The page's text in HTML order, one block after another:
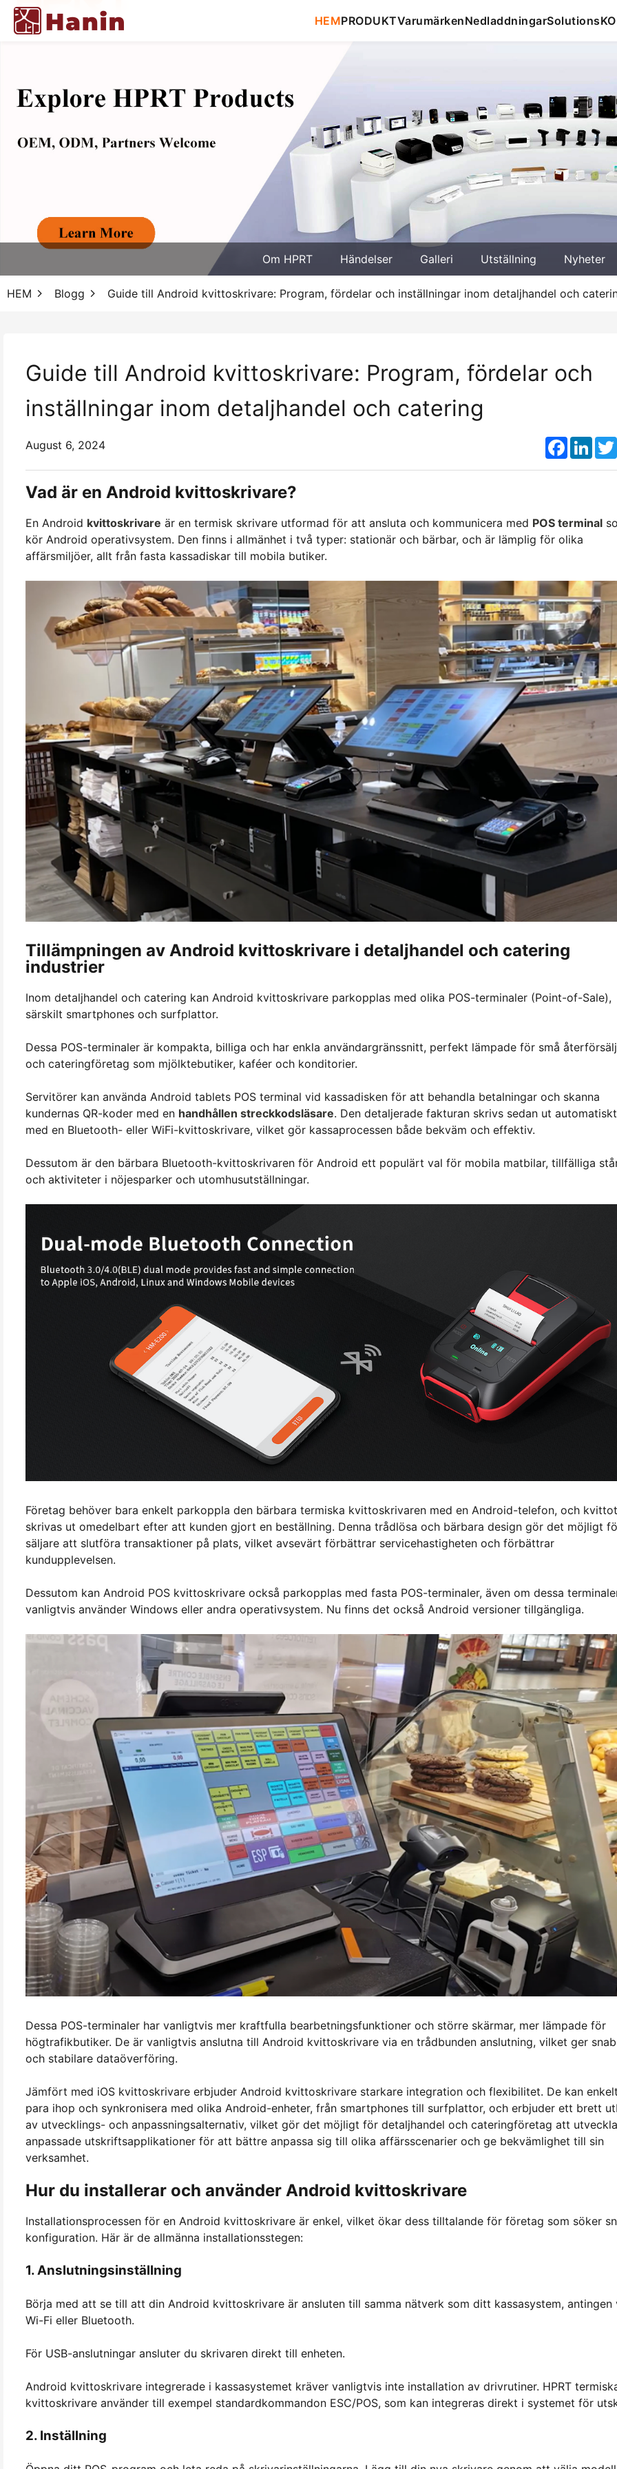
HEMPRODUKTVarumärkenNedladdningarSolutions
Om HPRT Händelser Galleri Utställning Nyheter
HEM Blogg Guide till Android kvittoskrivare: Program, fördelar och inställningar inom detaljhandel och
Guide till Android kvittoskrivare: Program, fördelar och
inställningar inom detaljhandel och catering
August 6, 2024
Vad är en Android kvittoskrivare?
En Android kvittoskrivare är en termisk skrivare utformad för att ansluta och kommunicera med POS terminal
kör Android operativsystem. Den finns i allmänhet i två typer: stationär och bärbar, och är lämplig för olika
affärsmiljöer, allt från fasta kassadiskar till mobila butiker.
Tillämpningen av Android kvittoskrivare i detaljhandel och catering
industrier
Inom detaljhandel och catering kan Android kvittoskrivare parkopplas med olika POS-terminaler (Point-of-Sale),
särskilt smartphones och surfplattor.
Dessa POS-terminaler är kompakta, billiga och har enkla användargränssnitt, perfekt lämpade för små
och cateringföretag som mjölktebutiker, kaféer och konditorier.
Servitörer kan använda Android tablets POS terminal vid kassadisken för att behandla betalningar och skanna
kundernas QR-koder med en handhållen streckkodsläsare. Den detaljerade fakturan skrivs sedan ut automatiskt
med en Bluetooth- eller WiFi-kvittoskrivare, vilket gör kassaprocessen både bekväm och effektiv.
Dessutom är den bärbara Bluetooth-kvittoskrivaren för Android ett populärt val för mobila matbilar, tillfälliga
och aktiviteter i nöjesparker och utomhusutställningar.
Företag behöver bara enkelt parkoppla den bärbara termiska kvittoskrivaren med en Android-telefon, och
skrivas ut omedelbart efter att kunden gjort en beställning. Denna trådlösa och bärbara design gör det möjligt
säljare att slutföra transaktioner på plats, vilket avsevärt förbättrar servicehastigheten och förbättrar
kundupplevelsen.
Dessutom kan Android POS kvittoskrivare också parkopplas med fasta POS-terminaler, även om dessa
vanligtvis använder Windows eller andra operativsystem. Nu finns det också Android versioner tillgängliga.
Dessa POS-terminaler har vanligtvis mer kraftfulla bearbetningsfunktioner och större skärmar, mer lämpade för
högtrafikbutiker. De är vanligtvis anslutna till Android kvittoskrivare via en trådbunden anslutning, vilket ger
och stabilare dataöverföring.
Jämfört med iOS kvittoskrivare erbjuder Android kvittoskrivare starkare integration och flexibilitet. De kan
para ihop och synkronisera med olika Android-enheter, från smartphones till surfplattor, och erbjuder ett brett
av utvecklings- och anpassningsalternativ, vilket gör det möjligt för detaljhandel och cateringföretag att utveckla
anpassade utskriftsapplikationer för att bättre anpassa sig till olika affärsscenarier och ge bekvämlighet till sin
verksamhet.
Hur du installerar och använder Android kvittoskrivare
Installationsprocessen för en Android kvittoskrivare är enkel, vilket ökar dess tilltalande för företag som söker
konfiguration. Här är de allmänna installationsstegen:
1. Anslutningsinställning
Börja med att se till att din Android kvittoskrivare är ansluten till samma nätverk som ditt kassasystem, antingen
Wi-Fi eller Bluetooth.
För USB-anslutningar ansluter du skrivaren direkt till enheten.
Android kvittoskrivare integrerade i kassasystemet kräver vanligtvis inte installation av drivrutiner. HPRT
kvittoskrivare använder till exempel standardkommandon ESC/POS, som kan integreras direkt i systemet för
2. Inställning